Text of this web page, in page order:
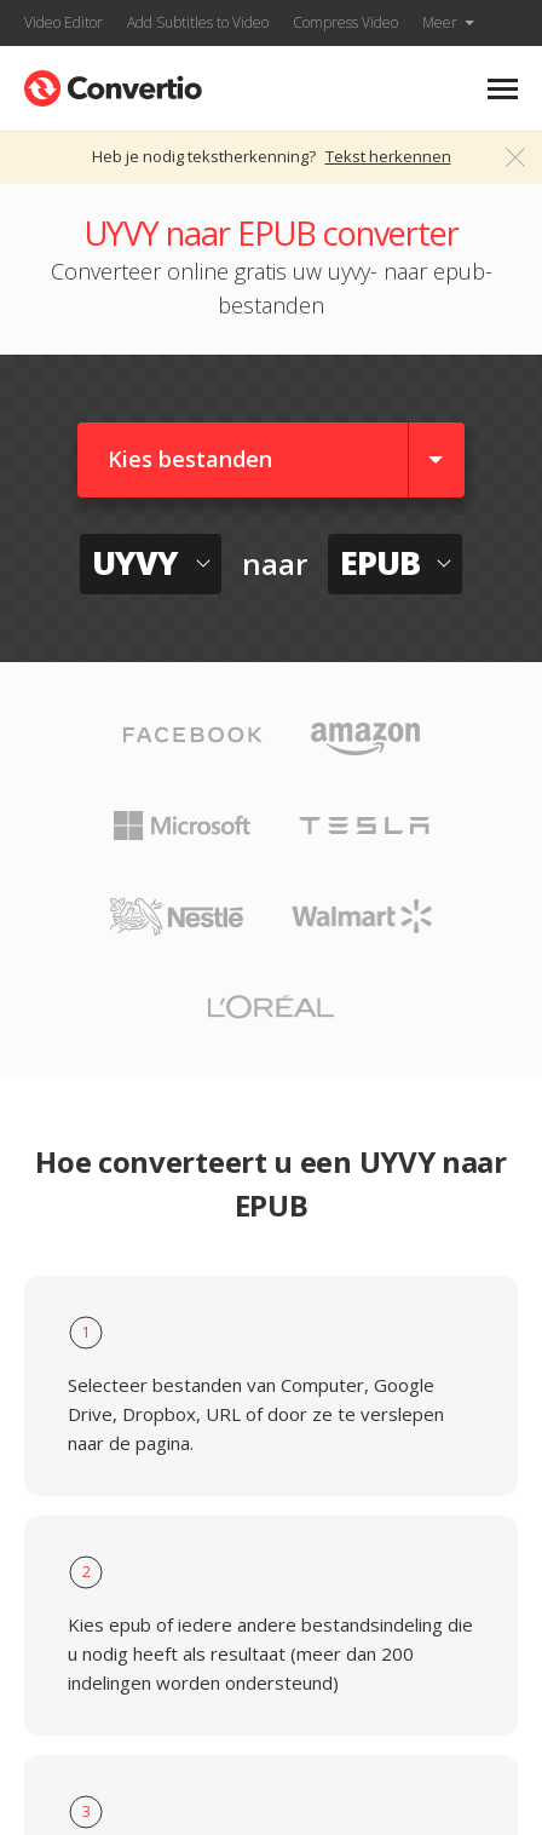
Video Editor Add Subtitles to Video Compress Video Meer
Heb je nodig tekstherkenning? Tekst herkennen
UYVY naar EPUB converter
Converteer online gratis uw uyvy- naar epub-
bestanden
Kies bestanden
UYVY naar EPUB
Hoe converteert u een UYVY naar
EPUB
1
Selecteer bestanden van Computer, Google
Drive, Dropbox, URL of door ze te verslepen
naar de pagina.
2
Kies epub of iedere andere bestandsindeling die
u nodig heeft als resultaat (meer dan 200
indelingen worden ondersteund)
3